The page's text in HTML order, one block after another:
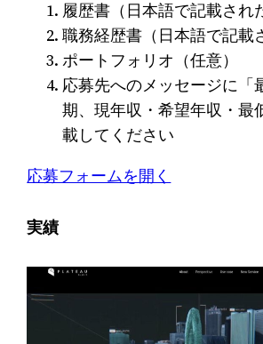
履歴書（日本語で記載され
職務経歴書（日本語で記載
ポートフォリオ（任意）
応募先へのメッセージに「
期、現年収・希望年収・最
載してください
応募フォームを開く
実績